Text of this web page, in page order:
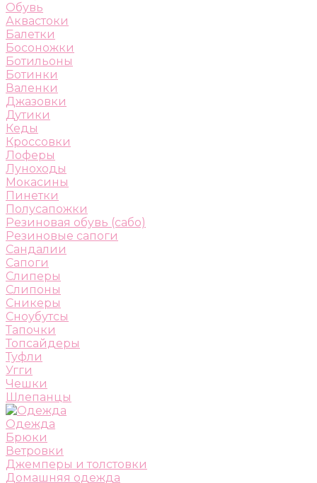
Обувь
Аквастоки
Балетки
Босоножки
Ботильоны
Ботинки
Валенки
Джазовки
Дутики
Кеды
Кроссовки
Лоферы
Луноходы
Мокасины
Пинетки
Полусапожки
Резиновая обувь (сабо)
Резиновые сапоги
Сандалии
Сапоги
Слиперы
Слипоны
Сникеры
Сноубутсы
Тапочки
Топсайдеры
Туфли
Угги
Чешки
Шлепанцы
Одежда
Брюки
Ветровки
Джемперы и толстовки
Домашняя одежда